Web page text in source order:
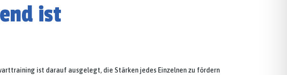
ist
ist darauf ausgelegt, die Stärken jedes Einzelnen zu fördern